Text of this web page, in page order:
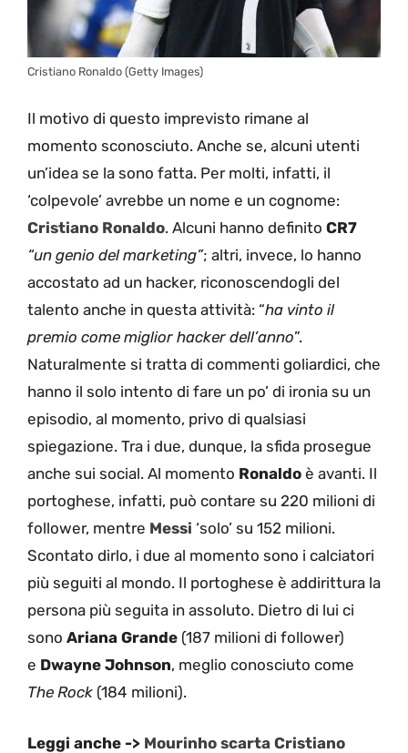
Cristiano Ronaldo (Getty Images)
Il motivo di questo imprevisto rimane al
momento sconosciuto. Anche se, alcuni utenti
un’idea se la sono fatta. Per molti, infatti, il
‘colpevole’ avrebbe un nome e un cognome:
Cristiano Ronaldo. Alcuni hanno definito CR7
“un genio del marketing”; altri, invece, lo hanno
accostato ad un hacker, riconoscendogli del
talento anche in questa attività: “ha vinto il
premio come miglior hacker dell’anno”.
Naturalmente si tratta di commenti goliardici, che
hanno il solo intento di fare un po’ di ironia su un
episodio, al momento, privo di qualsiasi
spiegazione. Tra i due, dunque, la sfida prosegue
anche sui social. Al momento Ronaldo è avanti. Il
portoghese, infatti, può contare su 220 milioni di
follower, mentre Messi ‘solo’ su 152 milioni.
Scontato dirlo, i due al momento sono i calciatori
più seguiti al mondo. Il portoghese è addirittura la
persona più seguita in assoluto. Dietro di lui ci
sono Ariana Grande (187 milioni di follower)
e Dwayne Johnson, meglio conosciuto come
The Rock (184 milioni).
Leggi anche -> Mourinho scarta Cristiano